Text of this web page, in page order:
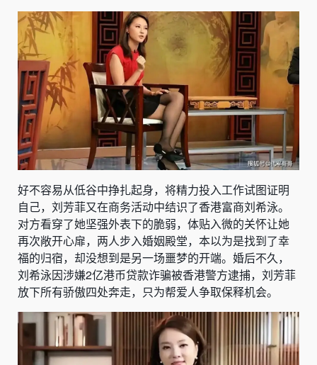
好不容易从低谷中挣扎起身，将精力投入工作试图证明
自己，刘芳菲又在商务活动中结识了香港富商刘希泳。
对方看穿了她坚强外表下的脆弱，体贴入微的关怀让她
再次敞开心扉，两人步入婚姻殿堂，本以为是找到了幸
福的归宿，却没想到是另一场噩梦的开端。婚后不久，
刘希泳因涉嫌2亿港币贷款诈骗被香港警方逮捕，刘芳菲
放下所有骄傲四处奔走，只为帮爱人争取保释机会。